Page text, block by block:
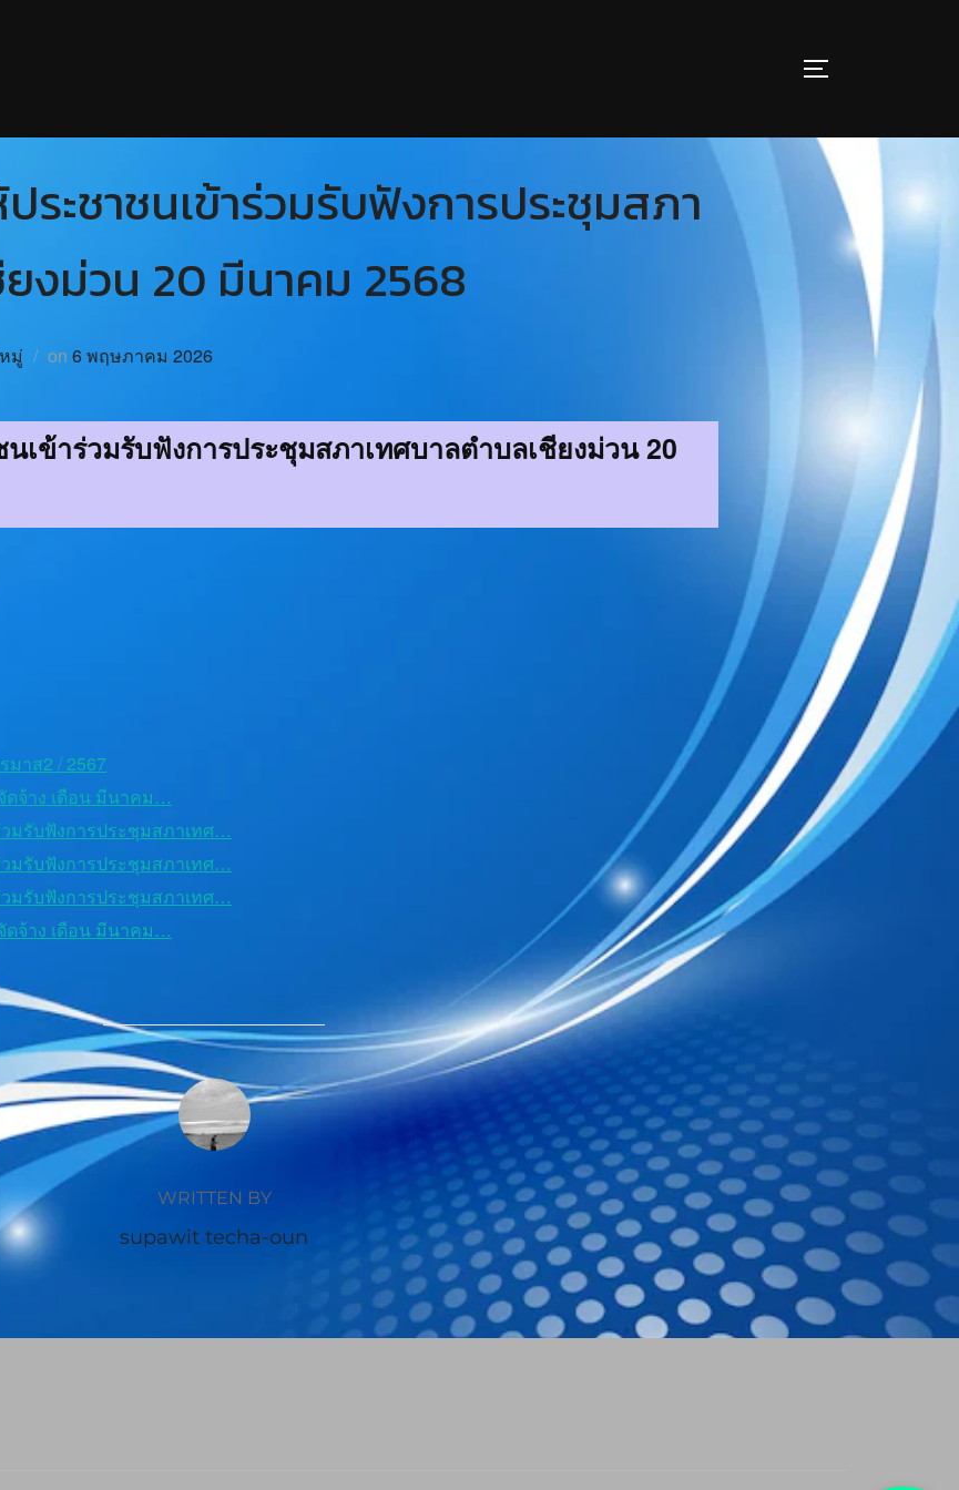
ระชาชนเข้าร่วมรับฟังการประชุมสภา
งม่วน 20 มีนาคม 2568
มู่ on 6 พฤษภาคม 2026
เข้าร่วมรับฟังการประชุมสภาเทศบาลตำบลเชียงม่วน 20
มาส2 / 2567
ดจ้าง เดือน มีนาคม…
มรับฟังการประชุมสภาเทศ…
มรับฟังการประชุมสภาเทศ…
มรับฟังการประชุมสภาเทศ…
ดจ้าง เดือน มีนาคม…
POST AUTHOR
WRITTEN BY
supawit techa-oun